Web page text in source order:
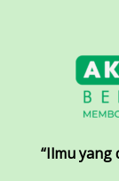
“Ilmu yang